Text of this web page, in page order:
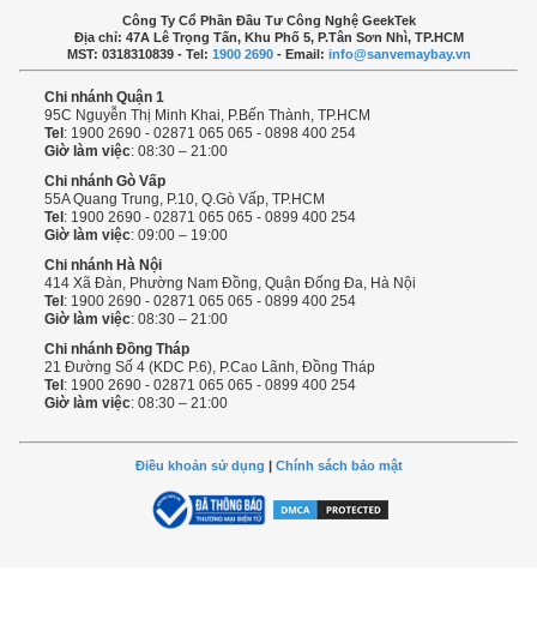
Công Ty Cổ Phần Đầu Tư Công Nghệ GeekTek
Địa chỉ: 47A Lê Trọng Tấn, Khu Phố 5, P.Tân Sơn Nhì, TP.HCM
MST: 0318310839 - Tel: 1900 2690- Email: info@sanvemaybay.vn
Chi nhánh Quận 1
95C Nguyễn Thị Minh Khai, P.Bến Thành, TP.HCM
Tel : 1900 2690 - 02871 065 065 - 0898 400 254
Giờ làm việc: 08:30 – 21:00
Chi nhánh Gò Vấp
55A Quang Trung, P.10, Q.Gò Vấp, TP.HCM
Tel : 1900 2690 - 02871 065 065 - 0899 400 254
Giờ làm việc: 09:00 – 19:00
Chi nhánh Hà Nội
414 Xã Đàn, Phường Nam Đồng, Quận Đống Đa, Hà Nội
Tel : 1900 2690 - 02871 065 065 - 0899 400 254
Giờ làm việc: 08:30 – 21:00
Chi nhánh Đồng Tháp
21 Đường Số 4 (KDC P.6), P.Cao Lãnh, Đồng Tháp
Tel : 1900 2690 - 02871 065 065 - 0899 400 254
Giờ làm việc: 08:30 – 21:00
Điều khoản sử dụng Chính sách bảo mật